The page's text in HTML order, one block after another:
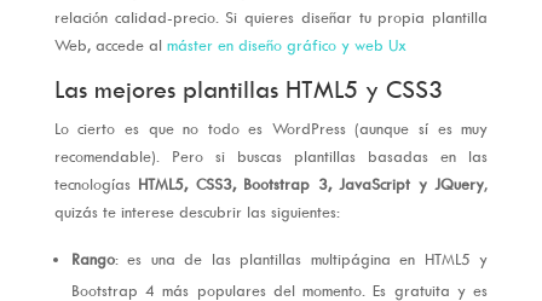
relación calidad-precio. Si quieres diseñar tu propia plantilla
Web, accede almáster en diseño gráfico y web Ux
Las mejores plantillas HTML5 y CSS3
Lo cierto es que no todo es WordPress (aunque sí es muy
recomendable). Pero si buscas plantillas basadas en las
tecnologías HTML5, CSS3, Bootstrap 3, JavaScript y JQuery,
quizás te interese descubrir las siguientes:
Rango: es una de las plantillas multipágina en HTML5 y
Bootstrap 4 más populares del momento. Es gratuita y es